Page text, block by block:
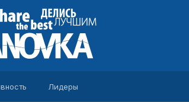
Лидеры